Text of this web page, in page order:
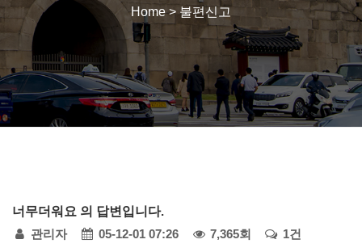
Home > 불편신고
너무더워요 의 답변입니다.
페관리자 05-12-01 07:26 7,365회 1건